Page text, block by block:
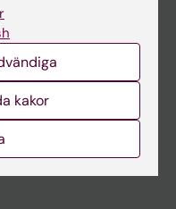
kakor